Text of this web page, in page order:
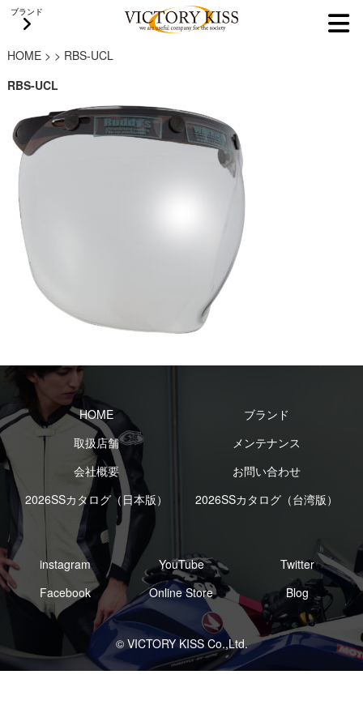
ブランド
HOME> > RBS-UCL
RBS-UCL
HOME
ブランド
取扱店舗
メンテナンス
会社概要
お問い合わせ
2026SSカタログ（日本版）
2026SSカタログ（台湾版）
instagram YouTube
Twitter
Facebook
Online Store Blog
© VICTORY KISS Co.,Ltd.